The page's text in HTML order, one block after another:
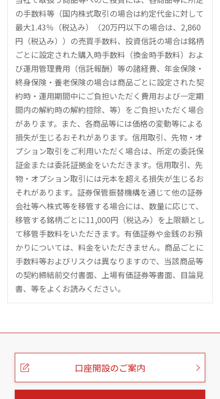
の手数料等（国内株式取引の場合は約定代金に対して
最大1.43％（税込み）（20万円以下の場合は、2,860
円（税込み））の売買手数料、投資信託の場合は銘柄
ごとに設定された購入時手数料（換金時手数料）およ
び運用管理費用（信託報酬）等の諸経費、年金保険・
終身保険・養老保険の場合は商品ごとに設定された契
約時・運用期間中にご負担いただく費用および一定期
間内の解約時の解約控除、等）をご負担いただく場合
があります。また、各商品等には価格の変動等による
損失が生じるおそれがあります。信用取引、先物・オ
プション取引をご利用いただく場合は、所定の委託保
証金または委託証拠金をいただきます。信用取引、先
物・オプション取引には元本を超える損失が生じるお
それがあります。証券保管振替機構を通じて他の証券
会社等へ株式等を移管する場合には、数量に応じて、
移管する銘柄ごとに11,000円（税込み）を上限額とし
て移管手数料をいただきます。有価証券や金銭のお預
かりについては、料金をいただきません。商品ごとに
手数料等およびリスクは異なりますので、当該商品等
の契約締結前交付書面、上場有価証券等書面、目論見
書、等をよくお読みください。
こ
口座開設のご案内